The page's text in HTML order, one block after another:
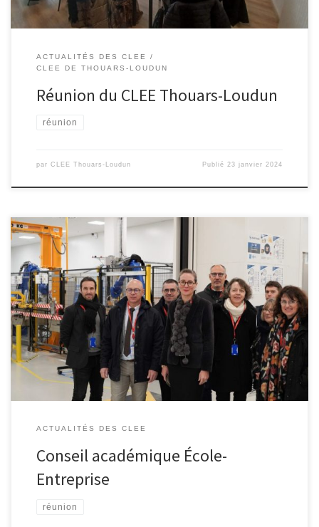
ACTUALITÉS DES CLEE
CLEE DE THOUARS-LOUDUN
Réunion du CLEE Thouars-Loudun
réunion
par CLEE Thouars-Loudun Publié 23 janvier 2024
Le dernier Conseil académique École-Entreprise présidé par la
rectrice d’académie, Bénédicte Robert, a eu lieu le 29 novembre
dernier lors de la semaine école-entreprise. Cette instance,
chargée d’animer une réflexion prospective sur l’articulation entre
le système éducatif et les besoins du monde économique s’est
déroulée sur le site de l’entreprise […]
ACTUALITÉS DES CLEE
Conseil académique École-
Entreprise
réunion